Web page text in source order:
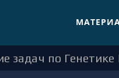
задач по